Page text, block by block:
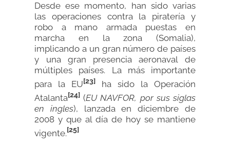
Desde ese momento, han sido varias
las operaciones contra la piratería y
robo a mano armada puestas en
marcha en la zona (Somalia),
implicando a un gran número de países
y una gran presencia aeronaval de
múltiples países. La más importante
para la EU[23]
ha sido la Operación
Atalanta[24] (EU NAVFOR, por sus siglas
en ingles), lanzada en diciembre de
2008 y que al día de hoy se mantiene
vigente. [25]